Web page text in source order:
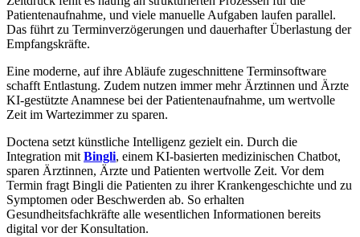
Patientenaufnahme, und viele manuelle Aufgaben laufen parallel.
Das führt zu Terminverzögerungen und dauerhafter Überlastung der
Empfangskräfte.
Eine moderne, auf ihre Abläufe zugeschnittene Terminsoftware
schafft Entlastung. Zudem nutzen immer mehr Ärztinnen und Ärzte
KI-gestützte Anamnese bei der Patientenaufnahme, um wertvolle
Zeit im Wartezimmer zu sparen.
Doctena setzt künstliche Intelligenz gezielt ein. Durch die
Integration mitBingli, einem KI-basierten medizinischen Chatbot,
sparen Ärztinnen, Ärzte und Patienten wertvolle Zeit. Vor dem
Termin fragt Bingli die Patienten zu ihrer Krankengeschichte und zu
Symptomen oder Beschwerden ab. So erhalten
Gesundheitsfachkräfte alle wesentlichen Informationen bereits
digital vor der Konsultation.